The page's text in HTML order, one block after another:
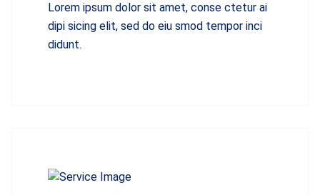
Lorem ipsum dolor sit amet, conse ctetur ai
dipi sicing elit, sed do eiu smod tempor inci
didunt.